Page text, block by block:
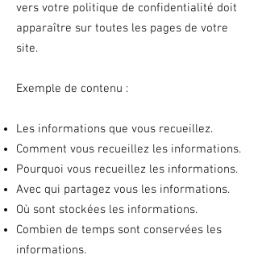
vers votre politique de confidentialité doit
apparaître sur toutes les pages de votre
site.
Exemple de contenu :
Les informations que vous recueillez.
Comment vous recueillez les informations.
Pourquoi vous recueillez les informations.
Avec qui partagez vous les informations.
Où sont stockées les informations.
Combien de temps sont conservées les
informations.